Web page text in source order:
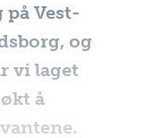
Vest-
og
vi laget
å